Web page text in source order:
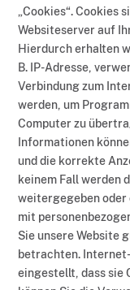
„Cookies“. Cookies
Websiteserver auf
Hierdurch erhalten
B. IP-Adresse,
Verbindung zum
werden, um
Computer zu
Informationen
und die korrekte
keinem Fall werden
weitergegeben oder
mit
Sie unsere Website
betrachten.
eingestellt, dass sie